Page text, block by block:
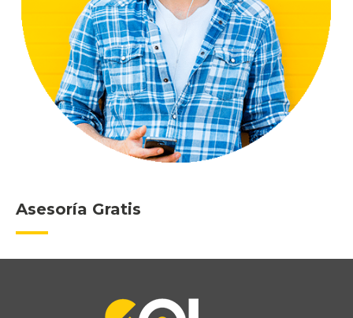
Asesoría Gratis